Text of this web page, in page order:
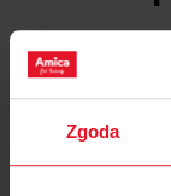
Zgoda
Bread